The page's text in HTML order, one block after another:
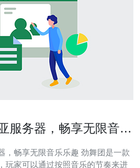
服务器，畅享无限音乐
无限音乐乐趣 劲舞团是一款
玩家可以通过按照音乐的节奏来进